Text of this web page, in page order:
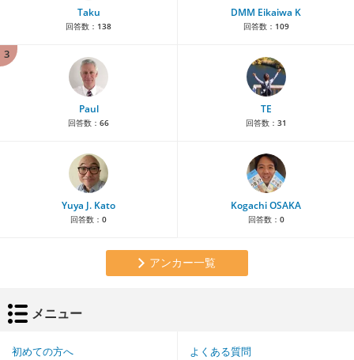
Taku
回答数： 138
DMM Eikaiwa K
回答数： 109
3
Paul
回答数： 66
TE
回答数： 31
Yuya J. Kato
回答数： 0
Kogachi OSAKA
回答数： 0
アンカー一覧
メニュー
初めての方へ よくある質問